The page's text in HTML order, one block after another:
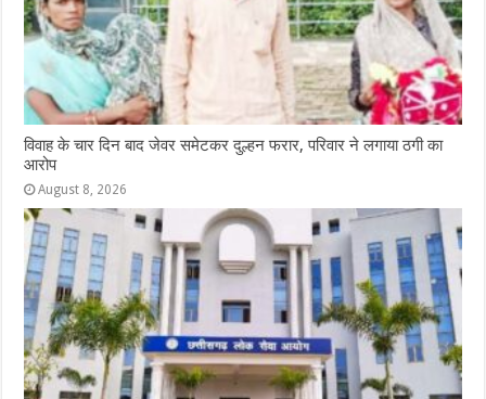
विवाह के चार दिन बाद जेवर समेटकर दुल्हन फरार, परिवार ने लगाया ठगी का
आरोप
August 8, 2026